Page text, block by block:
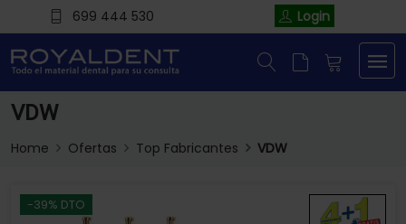
699 444 530 Login
VDW
Home Ofertas Top Fabricantes VDW
-39% DTO